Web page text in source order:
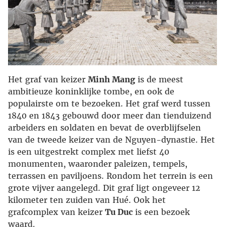
Het graf van keizer Minh Mang is de meest
ambitieuze koninklijke tombe, en ook de
populairste om te bezoeken. Het graf werd tussen
1840 en 1843 gebouwd door meer dan tienduizend
arbeiders en soldaten en bevat de overblijfselen
van de tweede keizer van de Nguyen-dynastie. Het
is een uitgestrekt complex met liefst 40
monumenten, waaronder paleizen, tempels,
terrassen en paviljoens. Rondom het terrein is een
grote vijver aangelegd. Dit graf ligt ongeveer 12
kilometer ten zuiden van Hué. Ook het
grafcomplex van keizer Tu Duc is een bezoek
waard.